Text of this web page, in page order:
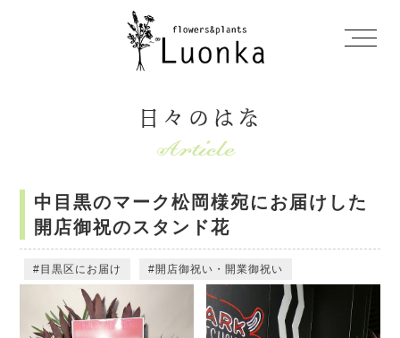
日々のはな
中目黒のマーク松岡様宛にお届けした
開店御祝のスタンド花
目黒区にお届け 開店御祝い・開業御祝い